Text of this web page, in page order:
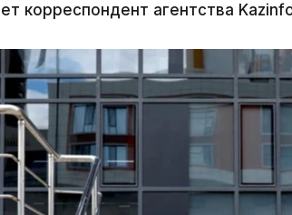
корреспондент агентства